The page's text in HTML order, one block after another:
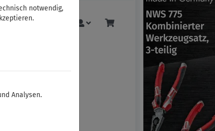
notwendig,
Analysen.